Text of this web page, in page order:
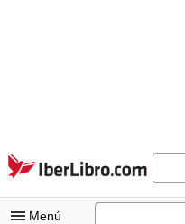
Pasar al contenido principal
IberLibro.com
Menú